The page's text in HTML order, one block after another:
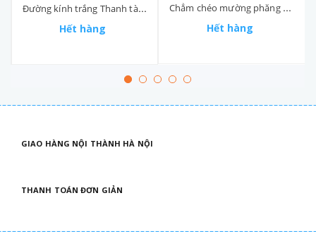
Đường kính trắng Thanh tài túi 1kg
Hết hàng
Chẳm chéo mường phăng hộp 250gr
Hết hàng
GIAO HÀNG NỘI THÀNH HÀ NỘI
THANH TOÁN ĐƠN GIẢN